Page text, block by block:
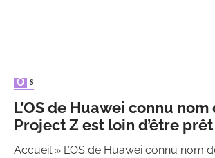
OS
L’OS de Huawei connu
Project Z est loin d’être prêt
Accueil» L’OS de Huawei connu nom